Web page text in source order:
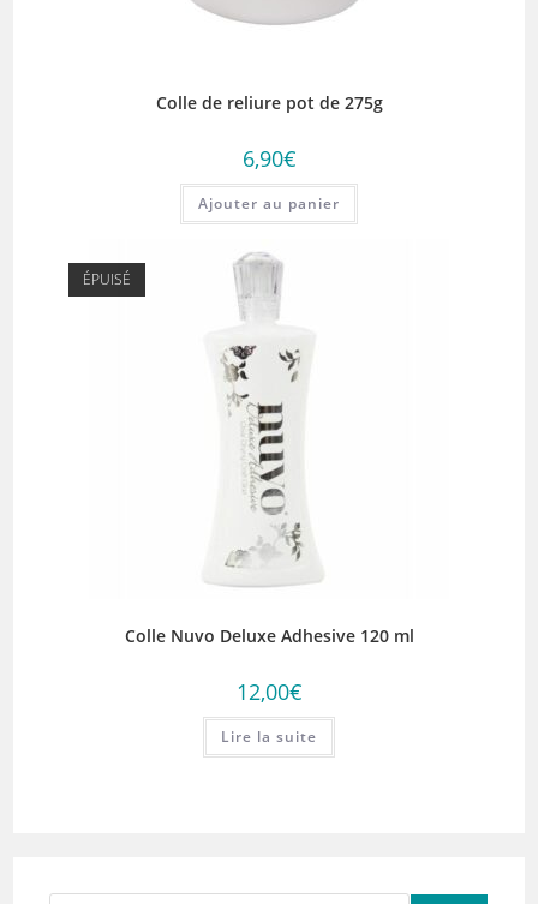
Colle de reliure pot de 275g
6,90€
Ajouter au panier
ÉPUISÉ
Colle Nuvo Deluxe Adhesive 120 ml
12,00€
Lire la suite